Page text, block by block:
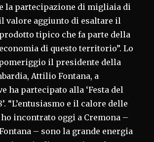
la partecipazione di migliaia di
valore aggiunto di esaltare il
tipico che fa parte della
di questo territorio”. Lo
il presidente della
Attilio Fontana, a
ha partecipato alla ‘Festa del
“L’entusiasmo e il calore delle
incontrato oggi a Cremona –
– sono la grande energia